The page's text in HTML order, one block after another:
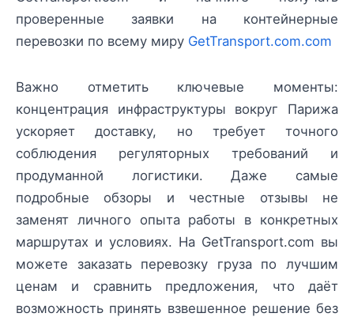
проверенные заявки на контейнерные
перевозки по всему миру GetTransport.com.com
Важно отметить ключевые моменты:
концентрация инфраструктуры вокруг Парижа
ускоряет доставку, но требует точного
соблюдения регуляторных требований и
продуманной логистики. Даже самые
подробные обзоры и честные отзывы не
заменят личного опыта работы в конкретных
маршрутах и условиях. На GetTransport.com вы
можете заказать перевозку груза по лучшим
ценам и сравнить предложения, что даёт
возможность принять взвешенное решение без